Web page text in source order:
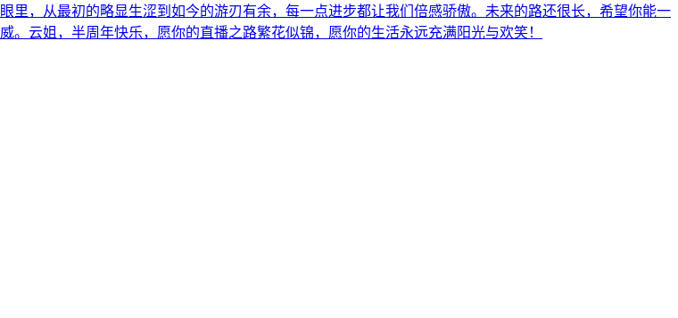
，从最初的略显生涩到如今的游刃有余，每一点进步都让我们倍感骄傲。未来的路还很长，希望你能一
云姐，半周年快乐，愿你的直播之路繁花似锦，愿你的生活永远充满阳光与欢笑！